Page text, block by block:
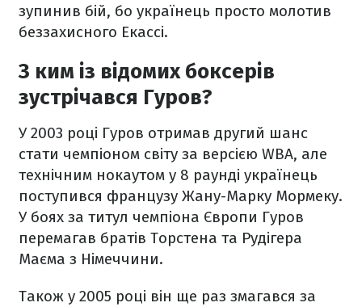
зупинив бій, бо українець просто молотив
беззахисного Екассі.
З ким із відомих боксерів
зустрічався Гуров?
У 2003 році Гуров отримав другий шанс
стати чемпіоном світу за версією WBA, але
технічним нокаутом у 8 раунді українець
поступився французу Жану-Марку Мормеку.
У боях за титул чемпіона Європи Гуров
перемагав братів Торстена та Рудігера
Маєма з Німеччини.
Також у 2005 році він ще раз змагався за